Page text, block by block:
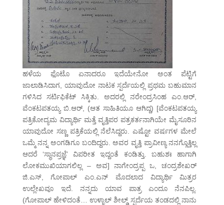
ಹಳೆಯ ಫೊಟೊ ಏನಾದರೂ ಇದೆಯೇನೋ ಅಂತ ಪೆಟ್ಟಿಗೆ
ಜಾಲಾಡಿಸಿದಾಗ, ಯಾವುದೋ ನಾಟಕ ಸ್ಪರ್ದೆಯಲ್ಲಿ ಪ್ರಥಮ ಬಹುಮಾನ
ಗಳಿಸಿದ ಸರ್ಟಿಫಿಕೆಟ್ ಸಿಕ್ಕಿತು. ಅದರಲ್ಲಿ ನರೇಂದ್ರಸಿಂಹ ಎಂ.ಆರ್,
ವೆಂಕಟಪತಯ್ಯ ಬಿ.ಆರ್, (ಆತ ಸಾಹಿತಿಯೂ ಆಗಿದ್ದ) [ವೆಂಕಟಪತಯ್ಯ
ಪತ್ರಿಕೋದ್ಯಮ ವಿದ್ಯಾರ್ಥಿ ಮತ್ತೆ ವೃತ್ತಿಪರ ಪತ್ರಕರ್ತನಾಗಿಯೇ ಮೈಸೂರಿನ
ಯಾವುದೋ ಸಣ್ಣ ಪತ್ರಿಕೆಯಲ್ಲಿ ನೆಲೆಸಿದ್ದರು. ಎಷ್ಟೋ ವರ್ಷಗಳ ಮೇಲೆ
ಒಮ್ಮೆ ನನ್ನ ಅಂಗಡಿಗೂ ಬಂದಿದ್ದರು. ಅವರ ವೃತ್ತಿ ಪ್ರಾವೀಣ್ಯ ನನಗ್ಗೊತ್ತಿಲ್ಲ
ಆದರೆ ‘ಸ್ಥಾನಪ್ರಜ್ಞೆ’ ವಿಪರೀತ ಇದ್ದಂತೆ ಕಂಡಿತ್ತು. ಬಹುಶಃ ಹಾಗಾಗಿ
ಲೋಕಮುಖಿಯಾಗಲಿಲ್ಲ – ಅವ] ನಾಗೇಂದ್ರಪ್ಪ ಒ, ಚಂದ್ರಶೇಖರ್
ಜಿ.ಎಸ್, ಗೋಪಾಲ್ ಎಂ.ಎನ್ ಮೊದಲಾದ ವಿದ್ಯಾರ್ಥಿ ಮಿತ್ರರ
ಉಲ್ಲೇಖವೂ ಇದೆ. ನನ್ನದು ಯಾವ ಪಾತ್ರ ಎಂದೂ ನೆನಪಿಲ್ಲ.
(ಗೋಪಾಲ್ ಹೇಳಿದಂತೆ… ಉಳ್ಳಾಲ್ ಶೀಲ್ಡ್ ಸ್ಪರ್ದೆಯ ತಂಡದಲ್ಲಿ ನಾನು